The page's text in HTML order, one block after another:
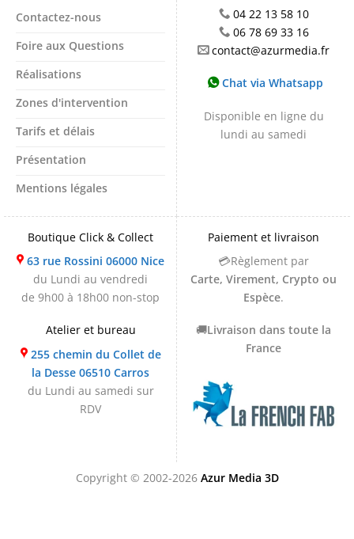
Contactez-nous
Foire aux Questions
Réalisations
Zones d'intervention
Tarifs et délais
Présentation
Mentions légales
04 22 13 58 10
06 78 69 33 16
contact@azurmedia.fr
Chat via Whatsapp
Disponible en ligne du
lundi au samedi
Boutique Click & Collect
63 rue Rossini 06000 Nice
du Lundi au vendredi
de 9h00 à 18h00 non-stop
Atelier et bureau
255 chemin du Collet de
la Desse 06510 Carros
du Lundi au samedi sur
RDV
Paiement et livraison
💳Règlement par
Carte, Virement, Crypto ou
Espèce.
🚚Livraison dans toute la
France
Copyright © 2002-2026 Azur Media 3D